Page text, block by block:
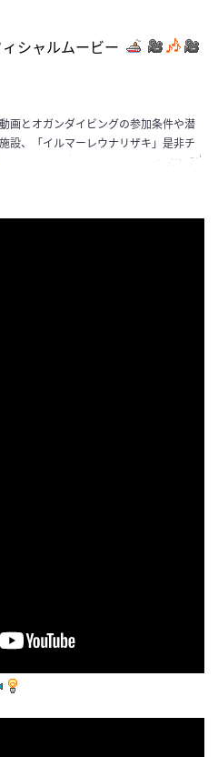
シャルムービー
画とオガンダイビングの参加条件や潜
設、「イルマーレウナリザキ」是非チ